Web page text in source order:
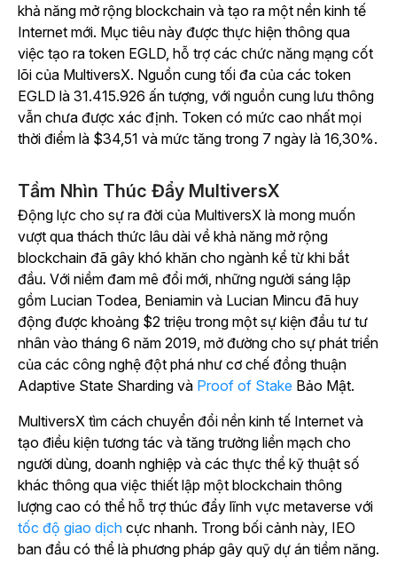
khả năng mở rộng blockchain và tạo ra một nền kinh tế
Internet mới. Mục tiêu này được thực hiện thông qua
việc tạo ra token EGLD, hỗ trợ các chức năng mạng cốt
lõi của MultiversX. Nguồn cung tối đa của các token
EGLD là 31.415.926 ấn tượng, với nguồn cung lưu thông
vẫn chưa được xác định. Token có mức cao nhất mọi
thời điểm là $34,51 và mức tăng trong 7 ngày là 16,30%.
Tầm Nhìn Thúc Đẩy MultiversX
Động lực cho sự ra đời của MultiversX là mong muốn
vượt qua thách thức lâu dài về khả năng mở rộng
blockchain đã gây khó khăn cho ngành kể từ khi bắt
đầu. Với niềm đam mê đổi mới, những người sáng lập
gồm Lucian Todea, Beniamin và Lucian Mincu đã huy
động được khoảng $2 triệu trong một sự kiện đầu tư tư
nhân vào tháng 6 năm 2019, mở đường cho sự phát triển
của các công nghệ đột phá như cơ chế đồng thuận
Adaptive State Sharding và Proof of Stake Bảo Mật.
MultiversX tìm cách chuyển đổi nền kinh tế Internet và
tạo điều kiện tương tác và tăng trưởng liền mạch cho
người dùng, doanh nghiệp và các thực thể kỹ thuật số
khác thông qua việc thiết lập một blockchain thông
lượng cao có thể hỗ trợ thúc đẩy lĩnh vực metaverse với
tốc độ giao dịch cực nhanh. Trong bối cảnh này, IEO
ban đầu có thể là phương pháp gây quỹ dự án tiềm năng.